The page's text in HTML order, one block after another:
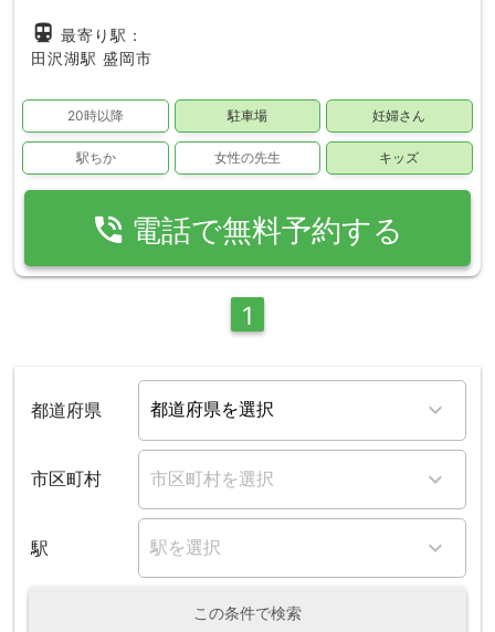
directions_subway 最寄り駅：
田沢湖駅 盛岡市
20時以降 駐車場 妊婦さん
駅ちか 女性の先生 キッズ
phone_in_talk 電話で無料予約する
1
都道府県
市区町村
駅
この条件で検索